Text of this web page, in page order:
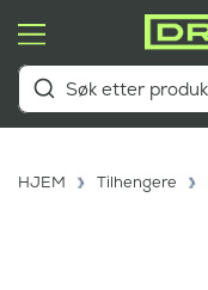
HJEM Tilhengere